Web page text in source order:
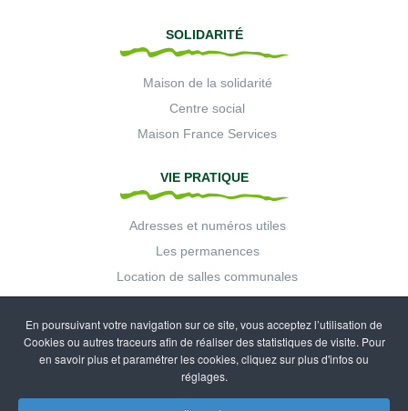
SOLIDARITÉ
Maison de la solidarité
Centre social
Maison France Services
VIE PRATIQUE
Adresses et numéros utiles
Les permanences
Location de salles communales
Collecte des déchets
Démarches en ligne
En poursuivant votre navigation sur ce site, vous acceptez l’utilisation de
Cookies ou autres traceurs afin de réaliser des statistiques de visite. Pour
en savoir plus et paramétrer les cookies, cliquez sur plus d'infos ou
réglages.